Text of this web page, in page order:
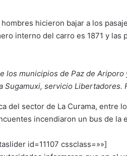
hombres hicieron bajar a los
interno del carro es 1871 y las
los municipios de Paz de
Sugamuxi, servicio Libertadores.
del sector de La Curama, entre
incendiaron un bus de la
id=11107 cssclass=»»]